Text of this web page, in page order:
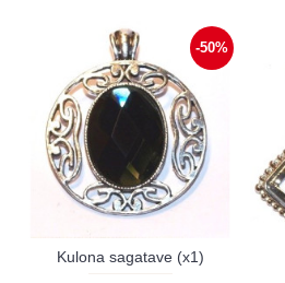
-50%
Kulona sagatave (x1)